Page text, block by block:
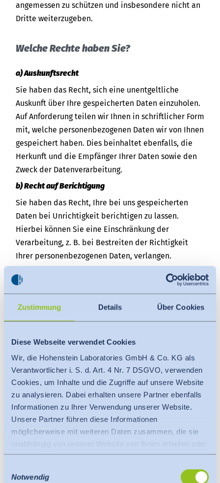
Zustimmung Details Über Cookies
Diese Webseite verwendet Cookies
Wir, die Hohenstein Laboratories GmbH & Co. KG als
Verantwortlicher i. S. d. Art. 4 Nr. 7 DSGVO, verwenden
Cookies, um Inhalte und die Zugriffe auf unsere Website
zu analysieren. Dabei erhalten unsere Partner ebenfalls
Informationen zu Ihrer Verwendung unserer Website.
Unsere Partner führen diese Informationen
möglicherweise mit weiteren Daten zusammen, die sie
unabhängig von unserer Website von Ihnen erhalten oder
gesammelt haben.
Es findet eine Datenübermittlung an ein Drittland oder
eine internationale Organisation statt. Berücksichtigt
Notwendig
angemessen zu schützen und insbesondere nicht an
Dritte weiterzugeben.
Welche Rechte haben Sie?
a) Auskunftsrecht
Sie haben das Recht, sich eine unentgeltliche
Auskunft über Ihre gespeicherten Daten einzuholen.
Auf Anforderung teilen wir Ihnen in schriftlicher Form
mit, welche personenbezogenen Daten wir von Ihnen
gespeichert haben. Dies beinhaltet ebenfalls, die
Herkunft und die Empfänger Ihrer Daten sowie den
Zweck der Datenverarbeitung.
b) Recht auf Berichtigung
Sie haben das Recht, Ihre bei uns gespeicherten
Daten bei Unrichtigkeit berichtigen zu lassen.
Hierbei können Sie eine Einschränkung der
Verarbeitung, z. B. bei Bestreiten der Richtigkeit
Ihrer personenbezogenen Daten, verlangen.
c) Recht auf Sperrung
Des Weiteren können Sie Ihre Daten sperren lassen.
Damit eine Sperrung Ihrer Daten jederzeit
werden.
d) Recht auf Löschung
Sie können die Löschung Ihrer personenbezogenen
Daten verlangen, soweit keine gesetzlichen
Aufbewahrungspflichten bestehen. Soweit eine
solche Verpflichtung besteht, sperren wir Ihre Daten
auf Wunsch. Liegen die entsprechenden gesetzlichen
Voraussetzungen vor, werden wir auch ohne
Vorliegen Ihres Verlangens Ihre personenbezogenen